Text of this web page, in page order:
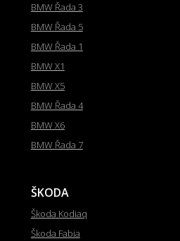
BMW Řada 3
BMW Řada 5
BMW Řada 1
BMW X1
BMW X5
BMW Řada 4
BMW X6
BMW Řada 7
ŠKODA
Škoda Kodiaq
Škoda Fabia